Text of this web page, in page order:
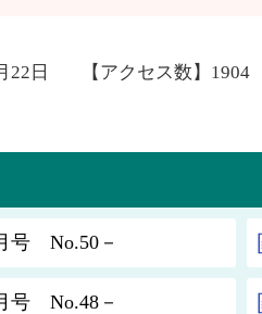
22日 【アクセス数】 1904
号 No.50－
号 No.48－